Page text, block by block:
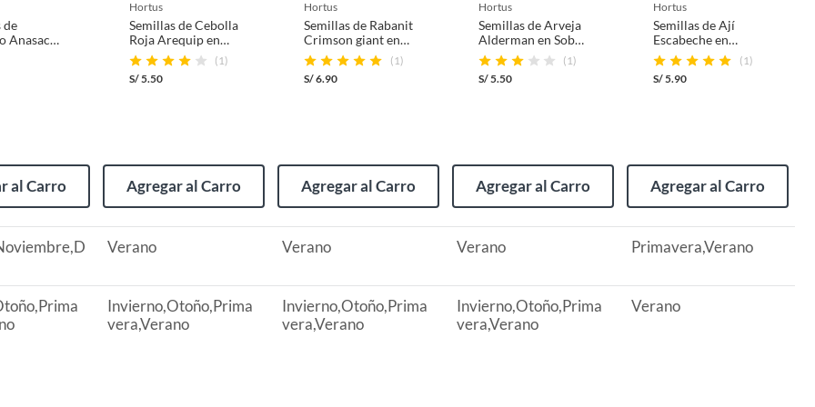
devolución y cambio:
y otros productos para asfalto.
tecnología, línea blanca, colchones, muebles,
(sin rayas, piquetes, abolladuras, manchas,
de
Anasac
gr
al Carro
hortus
Semillas de Cebolla
Roja Arequip en
sobre 3 gr
(1)
S/5.50
Agregar al Carro
hortus
Semillas de Rabanit
Crimson giant en
sobre 0.5 gr
(1)
S/6.90
Agregar al Carro
hortus
Semillas de Arveja
Alderman en Sobre
0.3 gr
(1)
S/5.50
Agregar al Carro
hortus
Semillas de Ají
Escabeche en
Sobre 1 unidad
(1)
S/5.90
Agregar al Carro
Verano Verano Verano Primavera,Verano
Invierno,Otoño,Prima
vera,Verano
Invierno,Otoño,Prima
vera,Verano
Invierno,Otoño,Prima
vera,Verano
Verano